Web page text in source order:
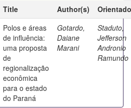
Title Author(s)
Polos e áreas
de influência:
uma proposta
de
regionalização
econômica
para o estado
do Paraná
Gotardo,
Daiane
Marani
Staduto,
Jefferson
Andronio
Ramundo